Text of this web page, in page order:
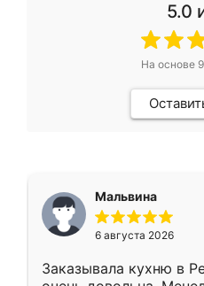
5.0
На основе
Мальвина
6 августа 2026
Заказывала кухню в